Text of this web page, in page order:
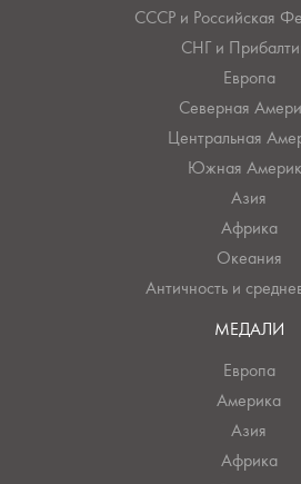
СССР и Российская
СНГ и
Европа
Северная
Центральная
Южная
Азия
Африка
Океания
Античность и
МЕДАЛИ
Европа
Америка
Азия
Африка